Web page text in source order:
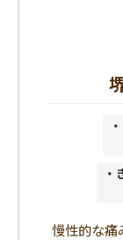
慢性的な痛